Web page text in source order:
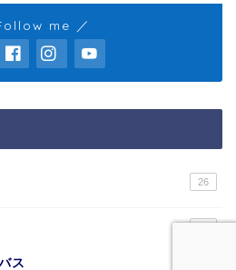
me ／
26
ス